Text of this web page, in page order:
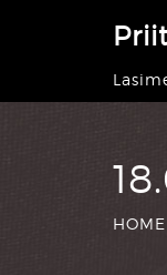
HOME